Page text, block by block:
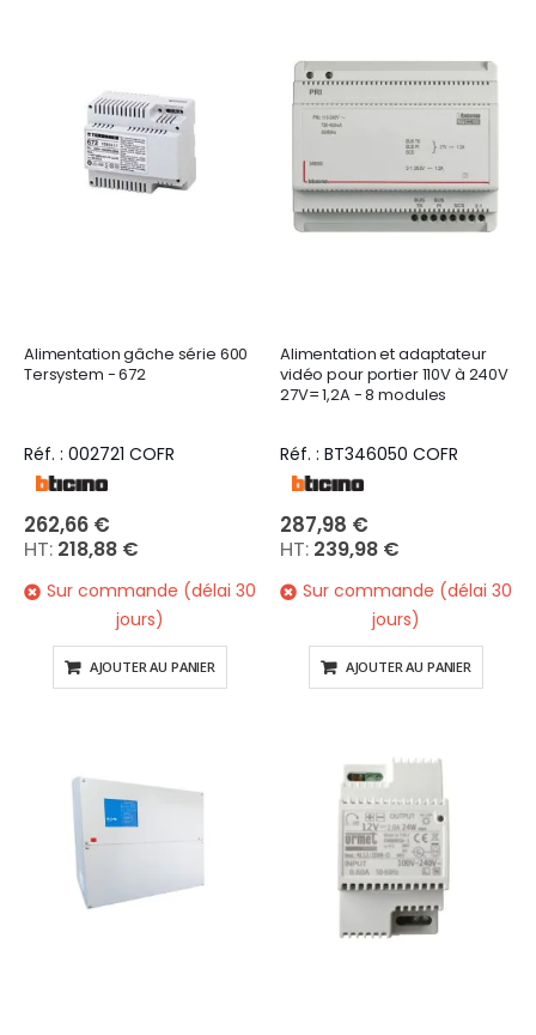
Alimentation gâche série 600
Tersystem - 672
Réf. : 002721 COFR
262,66 €
218,88 €
Sur commande (délai 30
jours)
AJOUTER AU PANIER
Alimentation et adaptateur
vidéo pour portier 110V à 240V
27V= 1,2A - 8 modules
Réf. : BT346050 COFR
287,98 €
239,98 €
Sur commande (délai 30
jours)
AJOUTER AU PANIER